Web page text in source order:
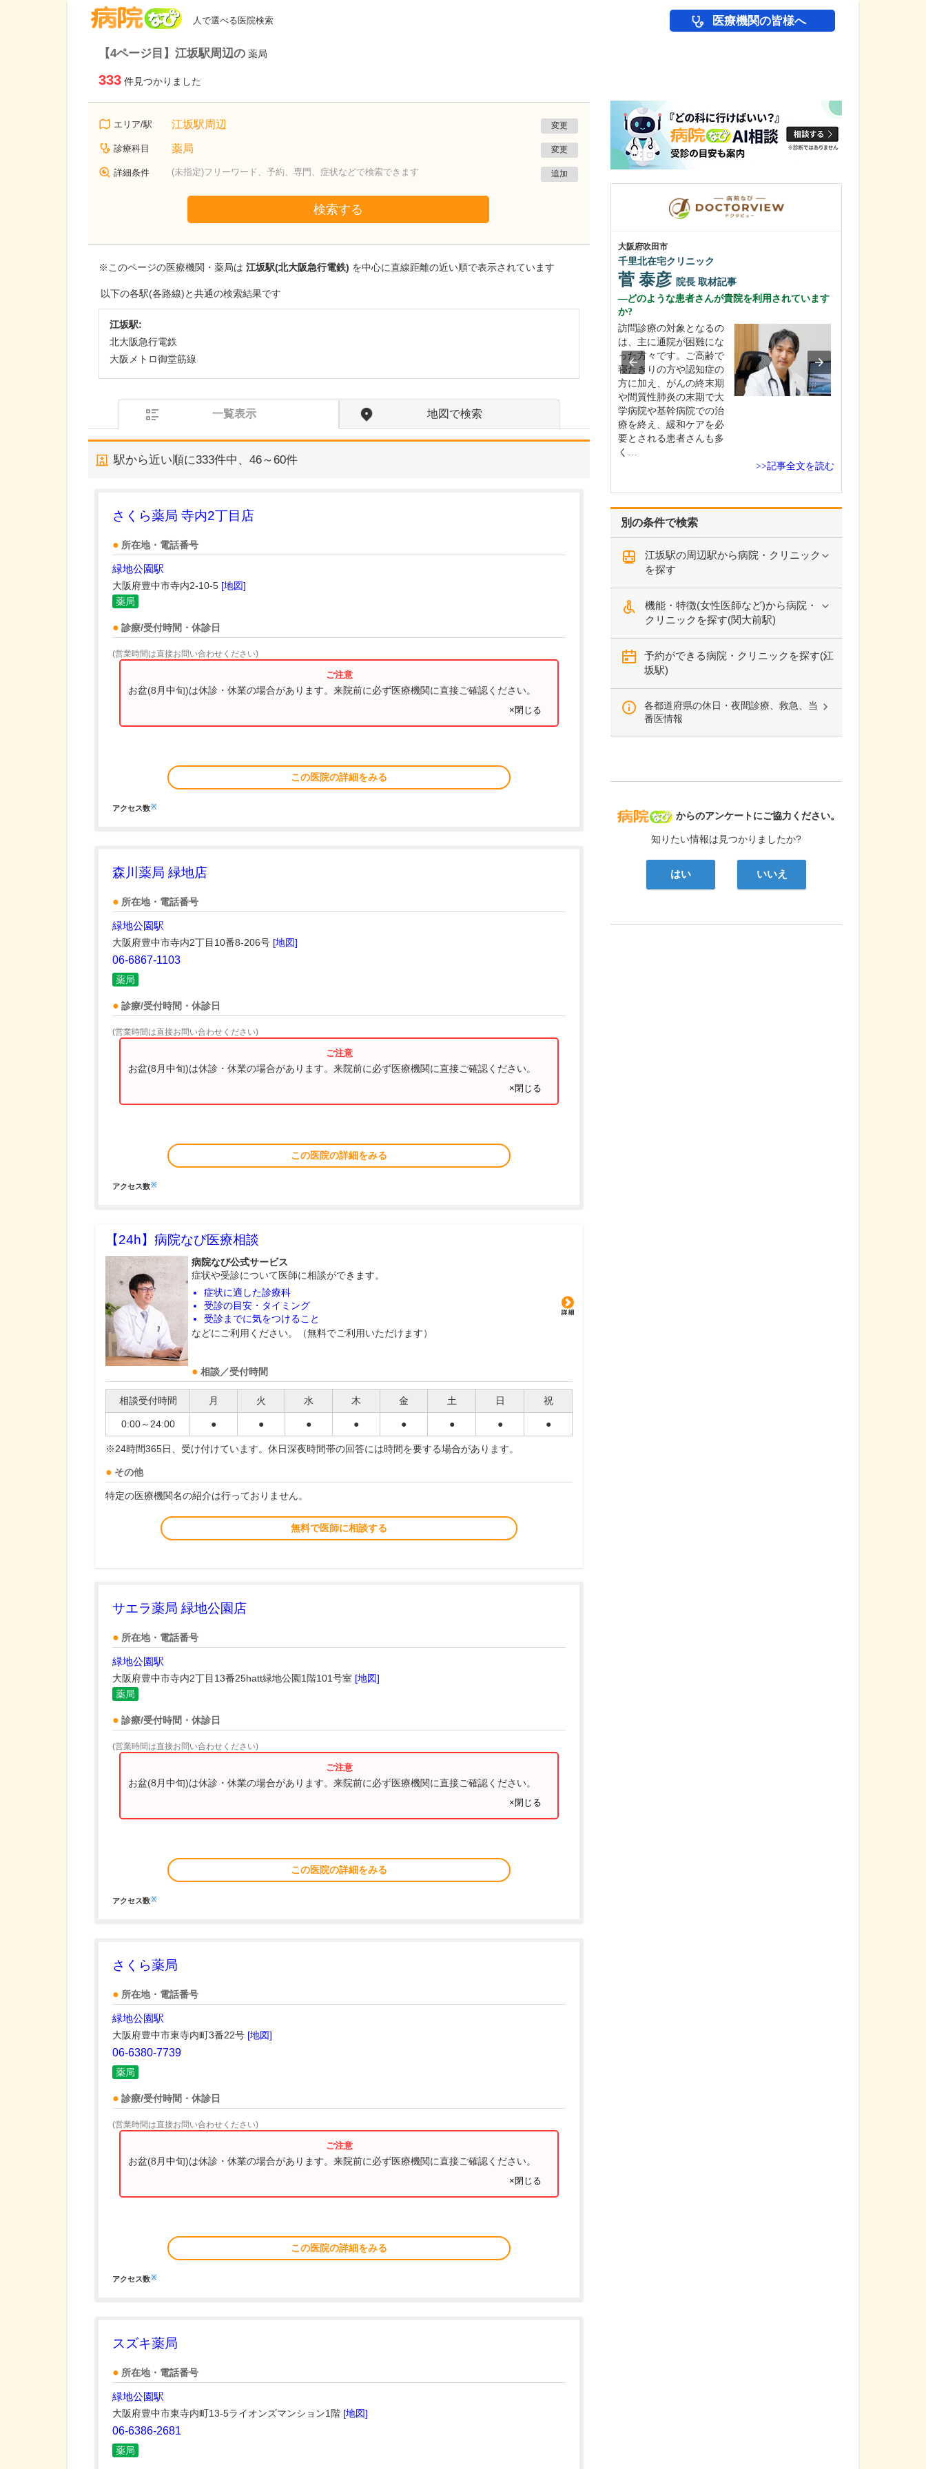
人で選べる医院検索 医療機関の皆様へ
【4ページ目】江坂駅周辺の 薬局
333 件見つかりました
エリア/駅 江坂駅周辺 変更
診療科目 薬局 変更
詳細条件 (未指定)フリーワード、予約、専門、症状などで検索できます 追加
検索する
※このページの医療機関・薬局は 江坂駅(北大阪急行電鉄) を中心に直線距離の近い順で表示されています
以下の各駅(各路線)と共通の検索結果です
江坂駅:
北大阪急行電鉄
大阪メトロ御堂筋線
一覧表示 地図で検索
駅から近い順に333件中、 46～60件
さくら薬局 寺内2丁目店
所在地・電話番号
緑地公園駅
大阪府豊中市寺内2-10-5 [地図]
薬局
診療/受付時間・休診日
(営業時間は直接お問い合わせください)
お盆(8月中旬)は休診・休業の場合があります。来院前に必ず医療機関に直接ご確認ください。
×閉じる
この医院の詳細をみる
アクセス数※
森川薬局 緑地店
所在地・電話番号
緑地公園駅
大阪府豊中市寺内2丁目10番8-206号 [地図]
06-6867-1103
薬局
診療/受付時間・休診日
(営業時間は直接お問い合わせください)
お盆(8月中旬)は休診・休業の場合があります。来院前に必ず医療機関に直接ご確認ください。
×閉じる
この医院の詳細をみる
アクセス数※
【24h】 病院なび医療相談
病院なび公式サービス
症状や受診について医師に相談ができます。
症状に適した診療科
受診の目安・タイミング
受診までに気をつけること
などにご利用ください。（無料でご利用いただけます）
相談／受付時間
相談受付時間 月 火 水 木 金 土 日 祝
0:00～24:00 ● ● ● ● ● ● ● ●
※24時間365日、受け付けています。休日深夜時間帯の回答には時間を要する場合があります。
その他
特定の医療機関名の紹介は行っておりません。
無料で医師に相談する
サエラ薬局 緑地公園店
所在地・電話番号
緑地公園駅
大阪府豊中市寺内2丁目13番25hatt緑地公園1階101号室 [地図]
薬局
診療/受付時間・休診日
(営業時間は直接お問い合わせください)
お盆(8月中旬)は休診・休業の場合があります。来院前に必ず医療機関に直接ご確認ください。
×閉じる
この医院の詳細をみる
アクセス数※
さくら薬局
所在地・電話番号
緑地公園駅
大阪府豊中市東寺内町3番22号 [地図]
06-6380-7739
薬局
診療/受付時間・休診日
(営業時間は直接お問い合わせください)
お盆(8月中旬)は休診・休業の場合があります。来院前に必ず医療機関に直接ご確認ください。
×閉じる
この医院の詳細をみる
アクセス数※
スズキ薬局
所在地・電話番号
緑地公園駅
大阪府豊中市東寺内町13-5ライオンズマンション1階 [地図]
06-6386-2681
薬局
別の条件で検索
江坂駅の周辺駅から病院・クリニック
を探す
機能・特徴(女性医師など)から病院・
クリニックを探す(関大前駅)
予約ができる病院・クリニックを探す(江
坂駅)
各都道府県の休日・夜間診療、救急、当
番医情報
病院なび
からのアンケートにご協力ください。
知りたい情報は見つかりましたか?
はい いいえ
大阪府吹田市
千里北在宅クリニック
菅 泰彦 院長 取材記事
どのような患者さんが貴院を利用されています
か?
訪問診療の対象となるの
は、主に通院が困難にな
った方々です。ご高齢で
寝たきりの方や認知症の
方に加え、がんの終末期
や間質性肺炎の末期で大
学病院や基幹病院での治
療を終え、緩和ケアを必
要とされる患者さんも多
く…
>>記事全文を読む
神奈川県横浜市戸塚区
横浜戸塚おいかわ内科・消化器内視鏡クリニック
査を実施されているそうですね。
しています。胃カメラと
大腸カメラを同日に受け
だけ少ない通院回数で検